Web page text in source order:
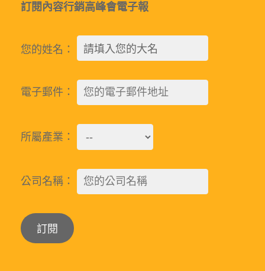
訂閱內容行銷高峰會電子報
您的姓名：
電子郵件：
所屬產業：
公司名稱：